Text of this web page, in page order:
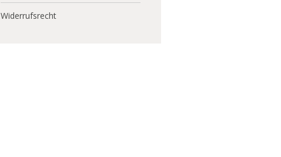
Widerrufsrecht